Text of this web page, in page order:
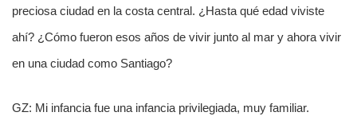
preciosa ciudad en la costa central. ¿Hasta qué edad viviste
ahí? ¿Cómo fueron esos años de vivir junto al mar y ahora vivir
en una ciudad como Santiago?
GZ: Mi infancia fue una infancia privilegiada, muy familiar.